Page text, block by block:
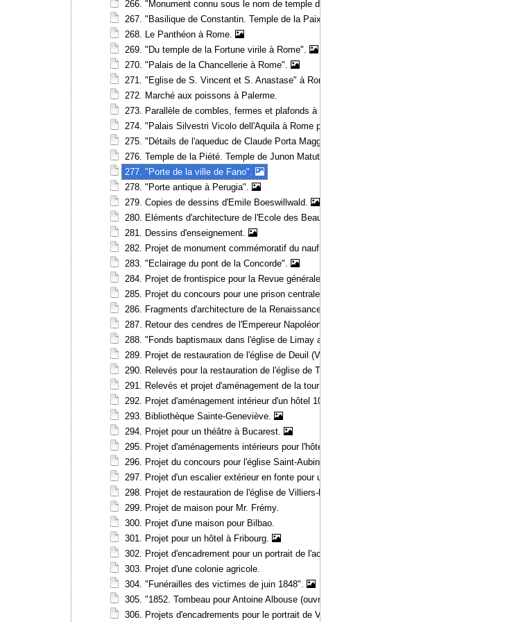
266. "Monument connu sous le nom de temple de Minerva Medica" à Rome.
267. "Basilique de Constantin. Temple de la Paix".
268. Le Panthéon à Rome.
269. "Du temple de la Fortune virile à Rome".
270. "Palais de la Chancellerie à Rome".
271. "Eglise de S. Vincent et S. Anastase" à Rome.
272. Marché aux poissons à Palerme.
273. Parallèle de combles, fermes et plafonds à Rome.
274. "Palais Silvestri Vicolo dell'Aquila à Rome par Baldassare Peruzzi".
275. "Détails de l'aqueduc de Claude Porta Maggiore sur la route de la Praeneste et de Labicum".
276. Temple de la Piété. Temple de Junon Matuta. Temple de l'Expérance à Rome.
277. "Porte de la ville de Fano".
278. "Porte antique à Perugia".
279. Copies de dessins d'Emile Boeswillwald.
280. Eléments d'architecture de l'Ecole des Beaux-arts.
281. Dessins d'enseignement.
282. Projet de monument commémoratif du naufrage de La Pérouse.
283. "Eclairage du pont de la Concorde".
284. Projet de frontispice pour la Revue générale de l'architecture.
285. Projet du concours pour une prison centrale à Alexandrie (Piémont).
286. Fragments d'architecture de la Renaissance.
287. Retour des cendres de l'Empereur Napoléon 1er.
288. "Fonds baptismaux dans l'église de Limay au dixième d'exécution" (Yvelines).
289. Projet de restauration de l'église de Deuil (Val-d'Oise).
290. Relevés pour la restauration de l'église de Taverny (Val-d'Oise).
291. Relevés et projet d'aménagement de la tour de Montlhéry (Essonne).
292. Projet d'aménagement intérieur d'un hôtel 10 rue des Beaux-arts.
293. Bibliothèque Sainte-Geneviève.
294. Projet pour un théâtre à Bucarest.
295. Projet d'aménagements intérieurs pour l'hôtel Dutillet 20 rue de l'Université.
296. Projet du concours pour l'église Saint-Aubin à Toulouse.
297. Projet d'un escalier extérieur en fonte pour un hôtel à Bucarest.
298. Projet de restauration de l'église de Villiers-le-Bel (Val-d'Oise).
299. Projet de maison pour Mr. Frémy.
300. Projet d'une maison pour Bilbao.
301. Projet pour un hôtel à Fribourg.
302. Projet d'encadrement pour un portrait de l'actrice Rachel.
303. Projet d'une colonie agricole.
304. "Funérailles des victimes de juin 1848".
305. "1852. Tombeau pour Antoine Albouse (ouvrier)".
306. Projets d'encadrements pour le portrait de Victor de Lanneau.